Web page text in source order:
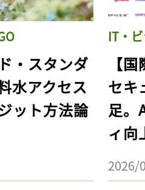
・スタンダ
水アクセス
ット方法論
IT・
【
セキ
足。
ィ向
2026/